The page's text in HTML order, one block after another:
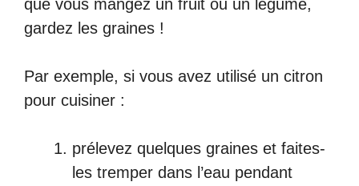
que vous mangez un fruit ou un légume,
gardez les graines !
Par exemple, si vous avez utilisé un citron
pour cuisiner :
prélevez quelques graines et faites-
les tremper dans l’eau pendant